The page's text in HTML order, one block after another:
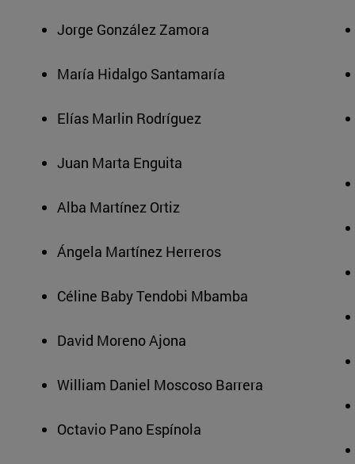
Jorge González Zamora
María Hidalgo Santamaría
Elías Marlin Rodríguez
Juan Marta Enguita
Alba Martínez Ortiz
Ángela Martínez Herreros
Céline Baby Tendobi Mbamba
David Moreno Ajona
William Daniel Moscoso Barrera
Octavio Pano Espínola